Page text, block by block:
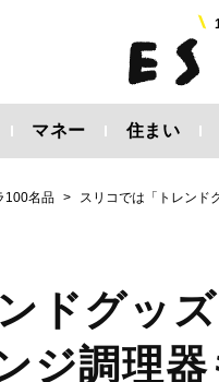
マネー 住まい
100名品
スリコでは「トレンド
ドグッ
ジ調理